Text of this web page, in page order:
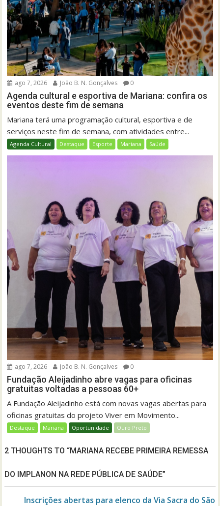
ago 7, 2026 João B. N. Gonçalves 0
Agenda cultural e esportiva de Mariana: confira os
eventos deste fim de semana
Mariana terá uma programação cultural, esportiva e de
serviços neste fim de semana, com atividades entre...
Agenda Cultural Destaque Esporte Mariana Saúde
ago 7, 2026 João B. N. Gonçalves 0
Fundação Aleijadinho abre vagas para oficinas
gratuitas voltadas a pessoas 60+
A Fundação Aleijadinho está com novas vagas abertas para
oficinas gratuitas do projeto Viver em Movimento...
Destaque Mariana Oportunidade Ouro Preto
2 THOUGHTS TO “MARIANA RECEBE PRIMEIRA REMESSA
DO IMPLANON NA REDE PÚBLICA DE SAÚDE”
Inscrições abertas para elenco da Via Sacra do São